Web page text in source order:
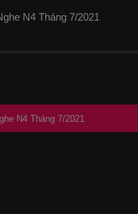
N4 Tháng 7/2021
N4 Tháng 7/2021